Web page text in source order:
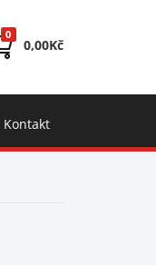
0
0,00Kč
Kontakt